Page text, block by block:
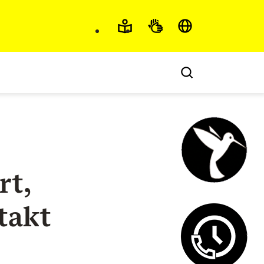
Barrierefreiheit und